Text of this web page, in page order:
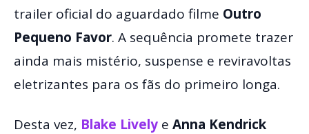
trailer oficial do aguardado filme Outro
Pequeno Favor. A sequência promete trazer
ainda mais mistério, suspense e reviravoltas
eletrizantes para os fãs do primeiro longa.
Desta vez, Blake Lively e Anna Kendrick